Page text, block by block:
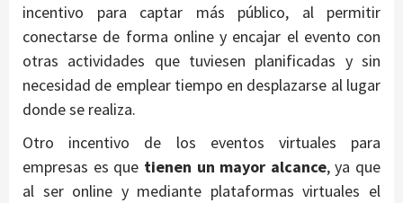
incentivo para captar más público, al permitir
conectarse de forma online y encajar el evento con
otras actividades que tuviesen planificadas y sin
necesidad de emplear tiempo en desplazarse al lugar
donde se realiza.
Otro incentivo de los eventos virtuales para
empresas es que tienen un mayor alcance, ya que
al ser online y mediante plataformas virtuales el